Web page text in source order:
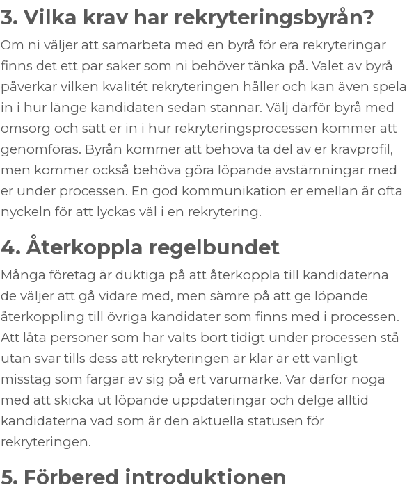
3. Vilka krav har rekryteringsbyrån?
Om ni väljer att samarbeta med en byrå för era rekryteringar
finns det ett par saker som ni behöver tänka på. Valet av byrå
påverkar vilken kvalitét rekryteringen håller och kan även spela
in i hur länge kandidaten sedan stannar. Välj därför byrå med
omsorg och sätt er in i hur rekryteringsprocessen kommer att
genomföras. Byrån kommer att behöva ta del av er kravprofil,
men kommer också behöva göra löpande avstämningar med
er under processen. En god kommunikation er emellan är ofta
nyckeln för att lyckas väl i en rekrytering.
4. Återkoppla regelbundet
Många företag är duktiga på att återkoppla till kandidaterna
de väljer att gå vidare med, men sämre på att ge löpande
återkoppling till övriga kandidater som finns med i processen.
Att låta personer som har valts bort tidigt under processen stå
utan svar tills dess att rekryteringen är klar är ett vanligt
misstag som färgar av sig på ert varumärke. Var därför noga
med att skicka ut löpande uppdateringar och delge alltid
kandidaterna vad som är den aktuella statusen för
rekryteringen.
5. Förbered introduktionen